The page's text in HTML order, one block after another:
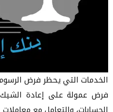
الخدمات التي يحظر فرض
فرض عمولة على إعادة